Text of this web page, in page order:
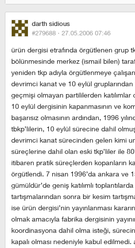
darth sidious
#279688 · 27.05.2006 07:46
ürün dergisi etrafında örgütlenen grup
bölünmesinde merkez (ismail bilen)
yeniden tkp adıyla örgütlenmeye
devrimci kanat ve 10 eylül
geçmişi olmayan partililerden katılımlar
10 eylül dergisinin kapanmasının ve
başarısız olmasının ardından, 1996
tbkp’lilerin, 10 eylül sürecine dahil
devrimci kanat sürecinden gelen kimi
süreçlerine dahil olan eski tkp’liler ile
itibaren pratik süreçlerden kopanların
örgütlendi. 7 nisan 1996’da ankara ve
gümüldür’de geniş katılımlı
tartışmalarından sonra bir kesim
ise ürün dergisi’nin yayınlanması
olmak amacıyla fabrika dergisinin
koordinasyona dahil olma isteği,
kapalı olması nedeniyle kabul edilmedi.